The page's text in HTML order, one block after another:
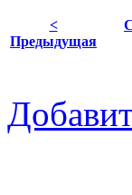
<
Предыдущая